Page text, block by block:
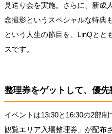
見送り会を実施。さらに、新成
念撮影というスペシャルな特典
という人生の節目を、LinQとと
スです。
整理券をゲットして、優
イベントは13:30と16:30の2部
観覧エリア入場整理券」が配布